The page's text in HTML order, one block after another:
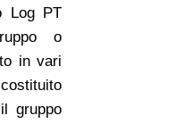
Log PT
o
in vari
costituito
gruppo